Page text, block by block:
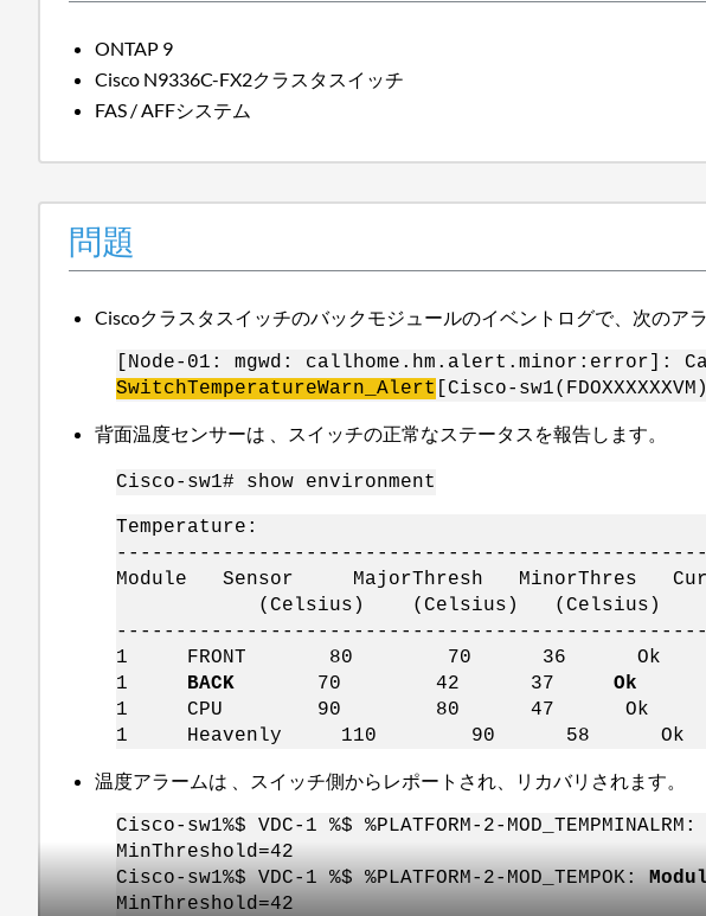
ONTAP 9
Cisco N9336C-FX2クラスタスイッチ
FAS / AFFシステム
問題
Ciscoクラスタスイッチのバックモジュールのイベントログで、次のア
[Node-01: mgwd: callhome.hm.alert.minor:error]:
SwitchTemperatureWarn _Alert [Cisco-
背面温度センサーは 、スイッチの正常なステータスを報告します。
Cisco-sw1# show environment
Temperature:
Module Sensor MajorThresh MinorThres
(Celsius) (Celsius) (Celsius)
1 FRONT 80 70 36 Ok
1 BACK 70 42 37 Ok
1 CPU 90 80 47 Ok
1 Heavenly 110 90 58 Ok
温度アラームは 、スイッチ側からレポートされ、リカバリされます。
Cisco-sw1%$ VDC-1 %$ %PLATFORM-2-MOD_TEMPMINALRM:
MinThreshold=42
Cisco-sw1%$ VDC-1 %$ %PLATFORM-2-MOD_TEMPOK:
MinThreshold=42